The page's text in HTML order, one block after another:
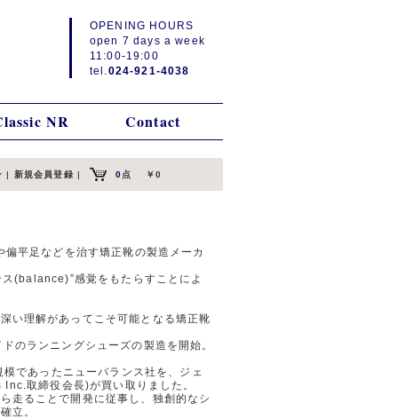
OPENING HOURS
open 7 days a week
11:00-19:00
tel. 024-921-4038
NR Contact
| 新規会員登録 | 0点 ￥0
平足などを治す矯正靴の製造メーカ
(balance)”感覚をもたらすことによ
い理解があってこそ可能となる矯正靴
のランニングシューズの製造を開始。
であったニューバランス社を、ジェ
取締役会長)が買い取りました。
走ることで開発に従事し、独創的なシ
立。